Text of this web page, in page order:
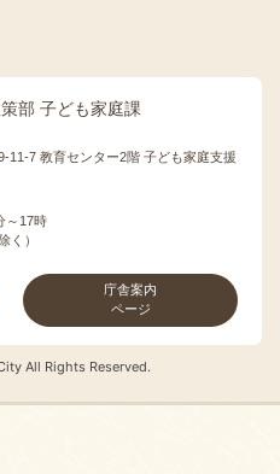
部 子ども家庭課
11-7 教育センター2階 子ども家庭支援
～17時
く）
庁舎案内
ページ
All Rights Reserved.